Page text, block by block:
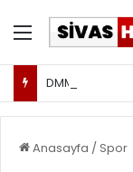
Menü
Anasayfa / Spor